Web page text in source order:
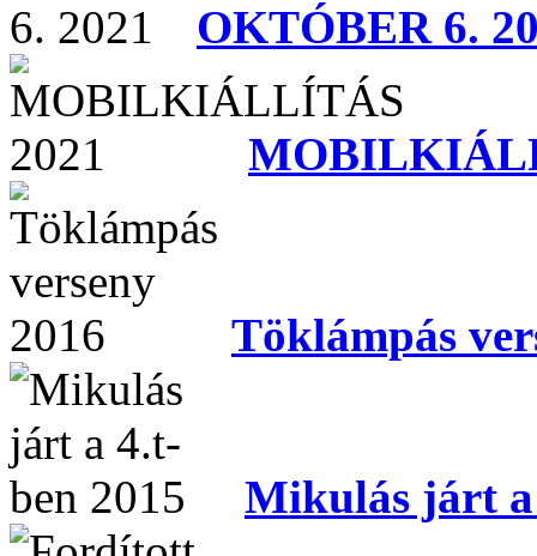
OKTÓBER 6.
Töklámpás
Mikulás járt a